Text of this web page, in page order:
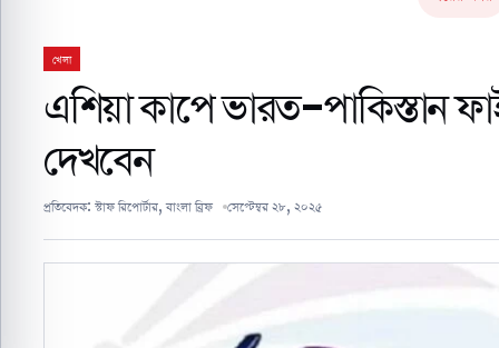
খেলা
এশিয়া কাপে ভারত-পাকিস্তান
দেখবেন
প্রতিবেদক: স্টাফ রিপোর্টার, বাংলা ব্রিফ সেপ্টেম্বর ২৮, ২০২৫